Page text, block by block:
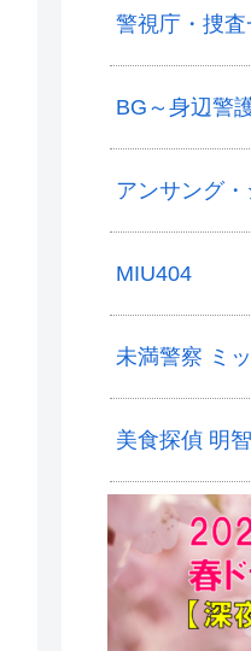
警視庁・捜
BG～身辺警
アンサング
MIU404
未満警察 ミ
美食探偵 明